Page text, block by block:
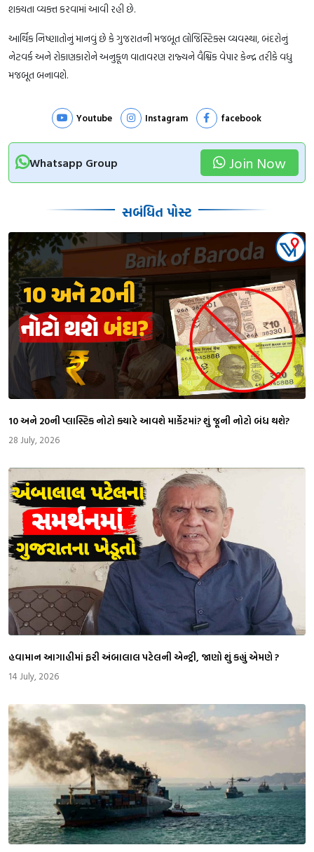
શક્યતા વ્યક્ત કરવામાં આવી રહી છે.
આર્થિક નિષ્ણાતોનું માનવું છે કે ગુજરાતની મજબૂત લોજિસ્ટિક્સ વ્યવસ્થા, બંદરોનું
નેટવર્ક અને રોકાણકારોને અનુકૂળ વાતાવરણ રાજ્યને વૈશ્વિક વેપાર કેન્દ્ર તરીકે વધુ
મજબૂત બનાવશે.
Youtube Instagram facebook
Whatsapp Group Join Now
સબંધિત પોસ્ટ
₹10 અને ₹20ની પ્લાસ્ટિક નોટો ક્યારે આવશે માર્કેટમાં? શું જૂની નોટો બંધ થશે?
28 July, 2026
​હવામાન આગાહીમાં ફરી અંબાલાલ પટેલની એન્ટ્રી, જાણો શું કહ્યું એમણે ?
14 July, 2026